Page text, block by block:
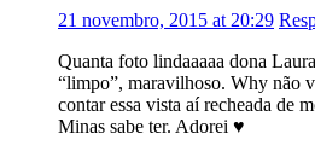
21 novembro, 2015 at 20:29
Quanta foto lindaaaaa dona
“limpo”, maravilhoso. Why não
contar essa vista aí recheada de
Minas sabe ter. Adorei ♥